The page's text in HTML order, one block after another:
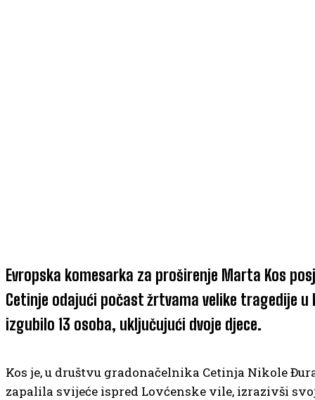
Evropska komesarka za proširenje Marta Kos
Cetinje odajući počast žrtvama velike tragedije u
izgubilo 13 osoba, uključujući dvoje djece.
Kos je, u društvu gradonačelnika Cetinja Nikole
zapalila svijeće ispred Lovćenske vile, izrazivši